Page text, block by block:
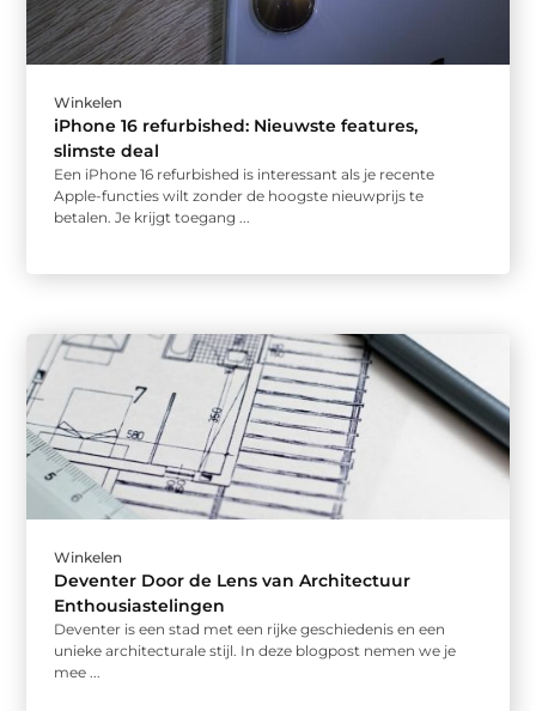
Winkelen
iPhone 16 refurbished: Nieuwste features,
slimste deal
Een iPhone 16 refurbished is interessant als je recente
Apple-functies wilt zonder de hoogste nieuwprijs te
betalen. Je krijgt toegang ...
Winkelen
Deventer Door de Lens van Architectuur
Enthousiastelingen
Deventer is een stad met een rijke geschiedenis en een
unieke architecturale stijl. In deze blogpost nemen we je
mee ...